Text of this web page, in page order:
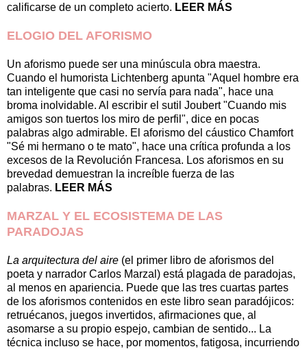
calificarse de un completo acierto. LEER MÁS
ELOGIO DEL AFORISMO
Un aforismo puede ser una minúscula obra maestra.
Cuando el humorista Lichtenberg apunta "Aquel hombre era
tan inteligente que casi no servía para nada", hace una
broma inolvidable. Al escribir el sutil Joubert "Cuando mis
amigos son tuertos los miro de perfil", dice en pocas
palabras algo admirable. El aforismo del cáustico Chamfort
"Sé mi hermano o te mato", hace una crítica profunda a los
excesos de la Revolución Francesa. Los aforismos en su
brevedad demuestran la increíble fuerza de las
palabras. LEER MÁS
MARZAL Y EL ECOSISTEMA DE LAS
PARADOJAS
La arquitectura del aire (el primer libro de aforismos del
poeta y narrador Carlos Marzal) está plagada de paradojas,
al menos en apariencia. Puede que las tres cuartas partes
de los aforismos contenidos en este libro sean paradójicos:
retruécanos, juegos invertidos, afirmaciones que, al
asomarse a su propio espejo, cambian de sentido... La
técnica incluso se hace, por momentos, fatigosa, incurriendo